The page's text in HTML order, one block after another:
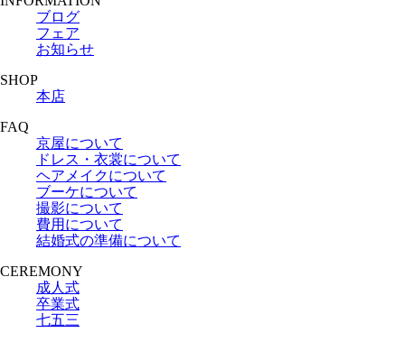
ブログ
フェア
お知らせ
SHOP
本店
FAQ
京屋について
ドレス・衣裳について
ヘアメイクについて
ブーケについて
撮影について
費用について
結婚式の準備について
CEREMONY
成人式
卒業式
七五三